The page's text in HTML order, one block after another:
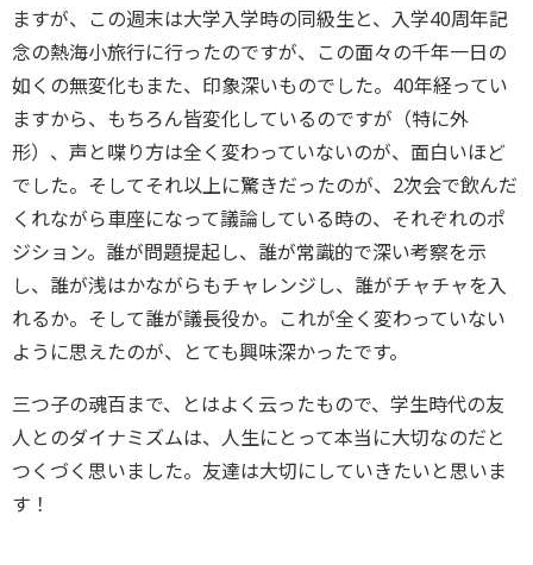
ますが、この週末は大学入学時の同級生と、入学40周年記
念の熱海小旅行に行ったのですが、この面々の千年一日の
如くの無変化もまた、印象深いものでした。40年経ってい
ますから、もちろん皆変化しているのですが（特に外
形）、声と喋り方は全く変わっていないのが、面白いほど
でした。そしてそれ以上に驚きだったのが、2次会で飲んだ
くれながら車座になって議論している時の、それぞれのポ
ジション。誰が問題提起し、誰が常識的で深い考察を示
し、誰が浅はかながらもチャレンジし、誰がチャチャを入
れるか。そして誰が議長役か。これが全く変わっていない
ように思えたのが、とても興味深かったです。
三つ子の魂百まで、とはよく云ったもので、学生時代の友
人とのダイナミズムは、人生にとって本当に大切なのだと
つくづく思いました。友達は大切にしていきたいと思いま
す！